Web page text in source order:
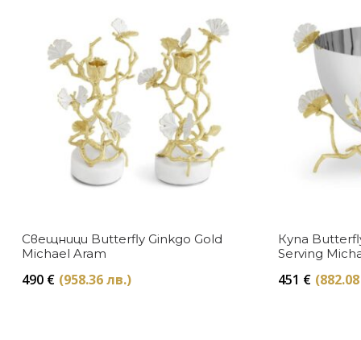
Свещници Butterfly Ginkgo Gold
Michael Aram
490 € (958.36 лв.)
Купа
Serving
451 €